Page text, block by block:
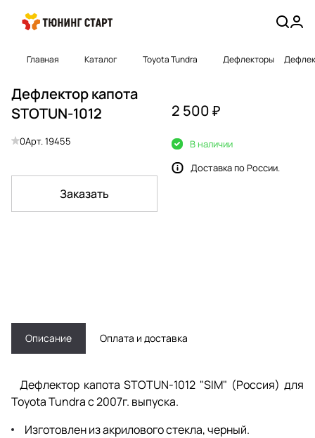
Главная Каталог Toyota Tundra Дефлекторы
Дефлектор капота
STOTUN-1012
0Арт.19455
Заказать
2 500 ₽
В наличии
Доставка по России.
Описание Оплата и доставка
Дефлектор капота STOTUN-1012 "SIM" (Россия) для
Toyota Tundra с 2007г. выпуска.
Изготовлен из акрилового стекла, черный.